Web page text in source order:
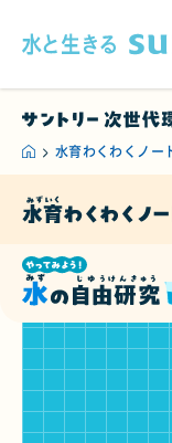
水育わくわくノー